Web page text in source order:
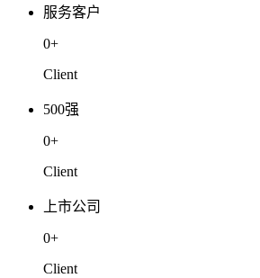
服务客户
0+
Client
500强
0+
Client
上市公司
0+
Client